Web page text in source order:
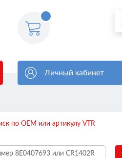
Личный кабинет
по OEM или артикулу VTR